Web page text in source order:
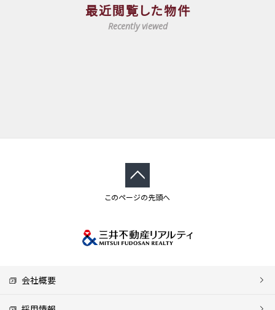
最近閲覧した物件
Recently viewed
このページの先頭へ
会社概要